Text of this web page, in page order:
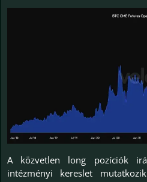
A közvetlen long pozíciók
intézményi kereslet